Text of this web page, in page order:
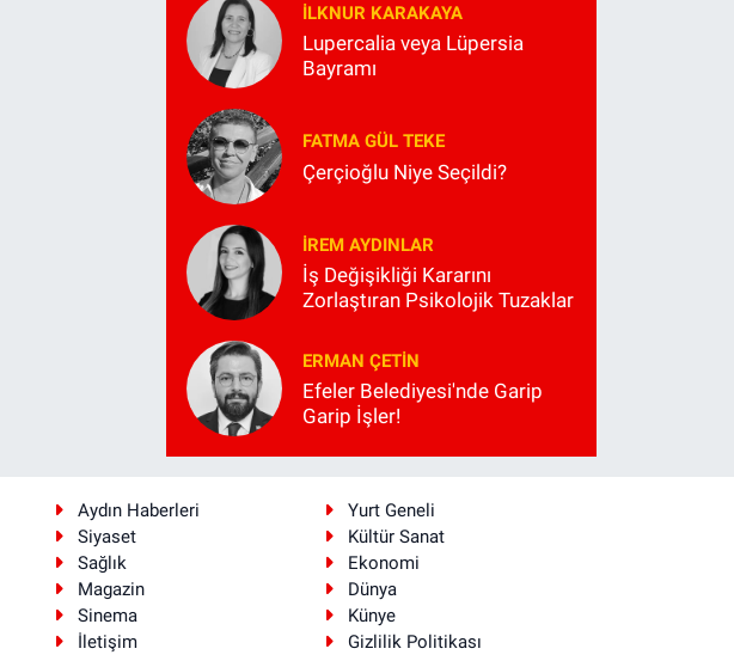
İLKNUR KARAKAYA
Lupercalia veya Lüpersia
Bayramı
FATMA GÜL TEKE
Çerçioğlu Niye Seçildi?
İREM AYDINLAR
İş Değişikliği Kararını
Zorlaştıran Psikolojik Tuzaklar
ERMAN ÇETIN
Efeler Belediyesi'nde Garip
Garip İşler!
Aydın Haberleri
Yurt Geneli
Siyaset
Kültür Sanat
Sağlık
Ekonomi
Magazin
Dünya
Sinema
Künye
İletişim
Gizlilik Politikası